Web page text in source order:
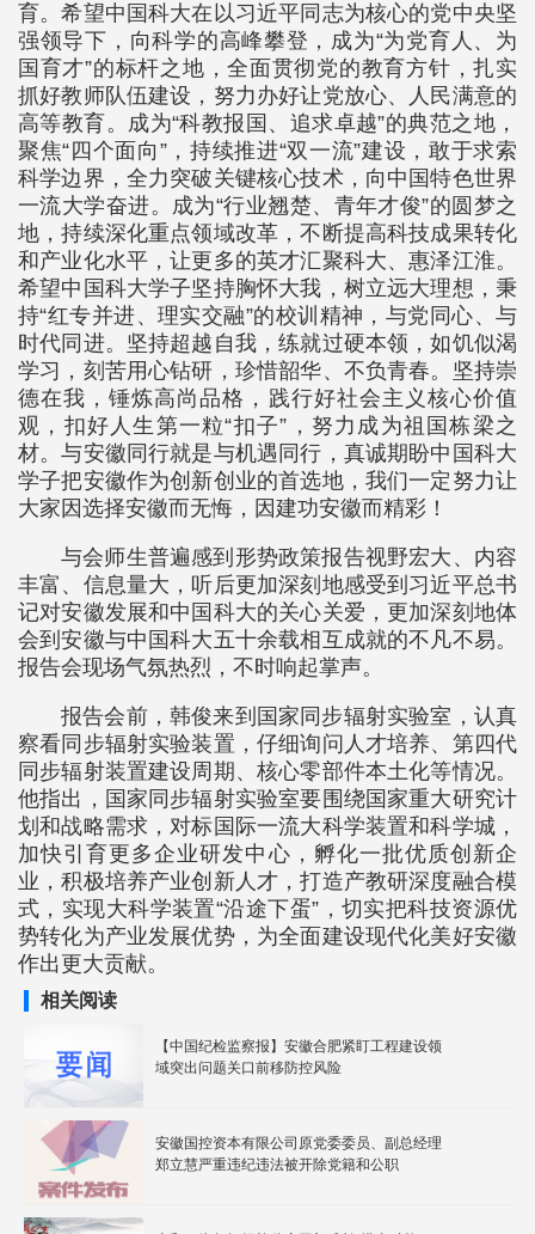
育。希望中国科大在以习近平同志为核心的党中央坚
强领导下，向科学的高峰攀登，成为“为党育人、为
国育才”的标杆之地，全面贯彻党的教育方针，扎实
抓好教师队伍建设，努力办好让党放心、人民满意的
高等教育。成为“科教报国、追求卓越”的典范之地，
聚焦“四个面向”，持续推进“双一流”建设，敢于求索
科学边界，全力突破关键核心技术，向中国特色世界
一流大学奋进。成为“行业翘楚、青年才俊”的圆梦之
地，持续深化重点领域改革，不断提高科技成果转化
和产业化水平，让更多的英才汇聚科大、惠泽江淮。
希望中国科大学子坚持胸怀大我，树立远大理想，秉
持“红专并进、理实交融”的校训精神，与党同心、与
时代同进。坚持超越自我，练就过硬本领，如饥似渴
学习，刻苦用心钻研，珍惜韶华、不负青春。坚持崇
德在我，锤炼高尚品格，践行好社会主义核心价值
观，扣好人生第一粒“扣子”，努力成为祖国栋梁之
材。与安徽同行就是与机遇同行，真诚期盼中国科大
学子把安徽作为创新创业的首选地，我们一定努力让
大家因选择安徽而无悔，因建功安徽而精彩！
与会师生普遍感到形势政策报告视野宏大、内容
丰富、信息量大，听后更加深刻地感受到习近平总书
记对安徽发展和中国科大的关心关爱，更加深刻地体
会到安徽与中国科大五十余载相互成就的不凡不易。
报告会现场气氛热烈，不时响起掌声。
报告会前，韩俊来到国家同步辐射实验室，认真
察看同步辐射实验装置，仔细询问人才培养、第四代
同步辐射装置建设周期、核心零部件本土化等情况。
他指出，国家同步辐射实验室要围绕国家重大研究计
划和战略需求，对标国际一流大科学装置和科学城，
加快引育更多企业研发中心，孵化一批优质创新企
业，积极培养产业创新人才，打造产教研深度融合模
式，实现大科学装置“沿途下蛋”，切实把科技资源优
势转化为产业发展优势，为全面建设现代化美好安徽
作出更大贡献。
相关阅读
【中国纪检监察报】安徽合肥紧盯工程建设领
域突出问题关口前移防控风险
安徽国控资本有限公司原党委委员、副总经理
郑立慧严重违纪违法被开除党籍和公职